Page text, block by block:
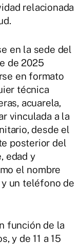
relacionada
en la sede del
de 2025
en formato
técnica
acuarela,
vinculada a la
desde el
posterior del
edad y
el nombre
un teléfono de
función de la
y de 11 a 15